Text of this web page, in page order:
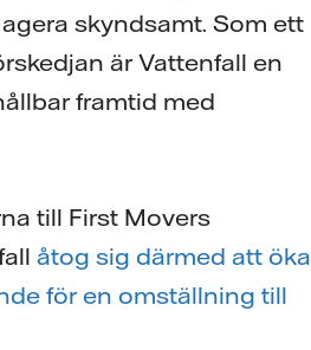
skyndsamt. Som ett
är Vattenfall en
framtid med
till First Movers
åtog sig därmed att öka
för en omställning till